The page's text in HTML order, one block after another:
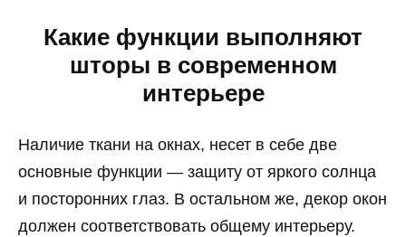
Какие функции выполняют
шторы в современном
интерьере
Наличие ткани на окнах, несет в себе две
основные функции — защиту от яркого солнца
и посторонних глаз. В остальном же, декор окон
должен соответствовать общему интерьеру.